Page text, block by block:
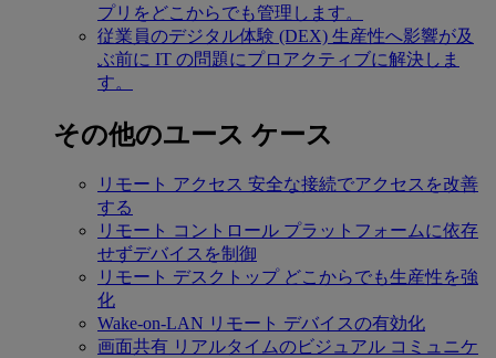
プリをどこからでも管理します。
従業員のデジタル体験 (DEX) 生産性へ影響が及
ぶ前に IT の問題にプロアクティブに解決しま
す。
その他のユース ケース
リモート アクセス 安全な接続でアクセスを改善
する
リモート コントロール プラットフォームに依存
せずデバイスを制御
リモート デスクトップ どこからでも生産性を強
化
Wake-on-LAN リモート デバイスの有効化
画面共有 リアルタイムのビジュアル コミュニケ